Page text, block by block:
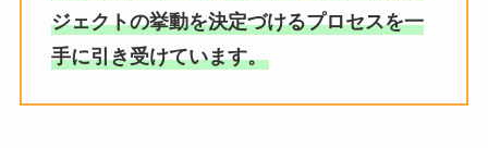
ジェクトの挙動を決定づけるプロセスを一
手に引き受けています。